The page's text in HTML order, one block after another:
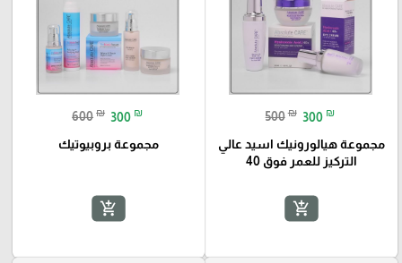
500 ₪ 300 ₪
مجموعة هيالورونيك اسيد عالي
التركيز للعمر فوق 40
add_shopping_cart
600 ₪ 300 ₪
مجموعة بروبيوتيك
add_shopping_cart